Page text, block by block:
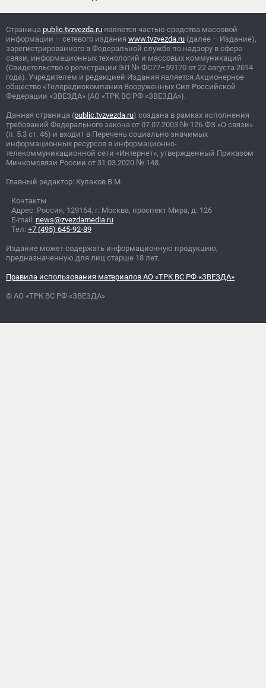
Страница public.tvzvezda.ru является частью средства массовой
информации – сетевого издания www.tvzvezda.ru (далее – Издание),
зарегистрированного в Федеральной службе по надзору в сфере
связи, информационных технологий и массовых коммуникаций
(Свидетельство о регистрации ЭЛ № ФС77–59170 от 22 августа 2014
года). Учредителем и редакцией Издания является Акционерное
общество «Телерадиокомпания Вооруженных Сил Российской
Федерации «ЗВЕЗДА» (АО «ТРК ВС РФ «ЗВЕЗДА»).
Данная страница (public.tvzvezda.ru) создана в рамках исполнения
требований Федерального закона от 07.07.2003 № 126-ФЗ «О связи»
(п. 5.3 ст. 46) и входит в Перечень социально значимых
информационных ресурсов в информационно-
телекоммуникационной сети «Интернет», утвержденный Приказом
Минкомсвязи России от 31.03.2020 № 148.
Главный редактор: Кулаков В.М.
Контакты
Адрес: Россия, 129164, г. Москва, проспект Мира, д. 126
E-mail: news@zvezdamedia.ru
Тел: +7 (495) 645-92-89
Издание может содержать информационную продукцию,
предназначенную для лиц старше 18 лет.
Правила использования материалов АО «ТРК ВС РФ «ЗВЕЗДА»
© АО «ТРК ВС РФ «ЗВЕЗДА»